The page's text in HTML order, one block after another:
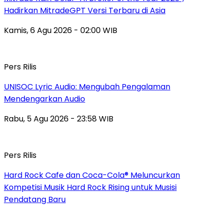
Hadirkan MitradeGPT Versi Terbaru di Asia
Kamis, 6 Agu 2026 - 02:00 WIB
Pers Rilis
UNISOC Lyric Audio: Mengubah Pengalaman
Mendengarkan Audio
Rabu, 5 Agu 2026 - 23:58 WIB
Pers Rilis
Hard Rock Cafe dan Coca-Cola® Meluncurkan
Kompetisi Musik Hard Rock Rising untuk Musisi
Pendatang Baru